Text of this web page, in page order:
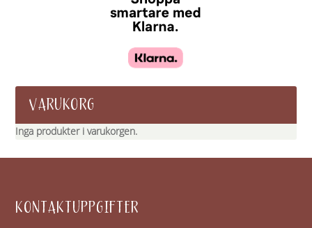
VARUKORG
Inga produkter i varukorgen.
KONTAKTUPPGIFTER